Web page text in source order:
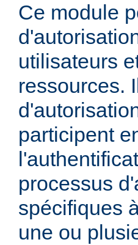
Ce module
utilisateurs
ressources.
participent
processus
spécifiques
une ou